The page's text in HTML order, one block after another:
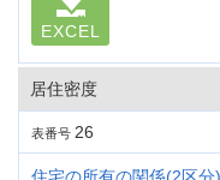
EXCEL
居住密度
表番号 26